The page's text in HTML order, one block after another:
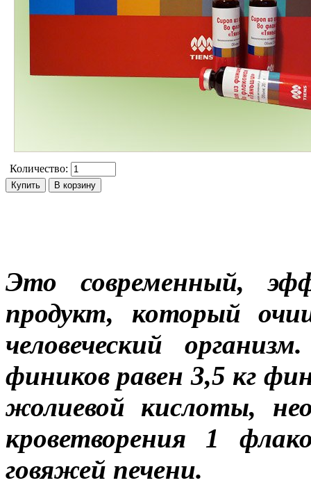
Количество:
Это современный,
продукт, который
человеческий
фиников равен 3,5 кг
жолиевой кислоты,
кроветворения 1
говяжей печени.